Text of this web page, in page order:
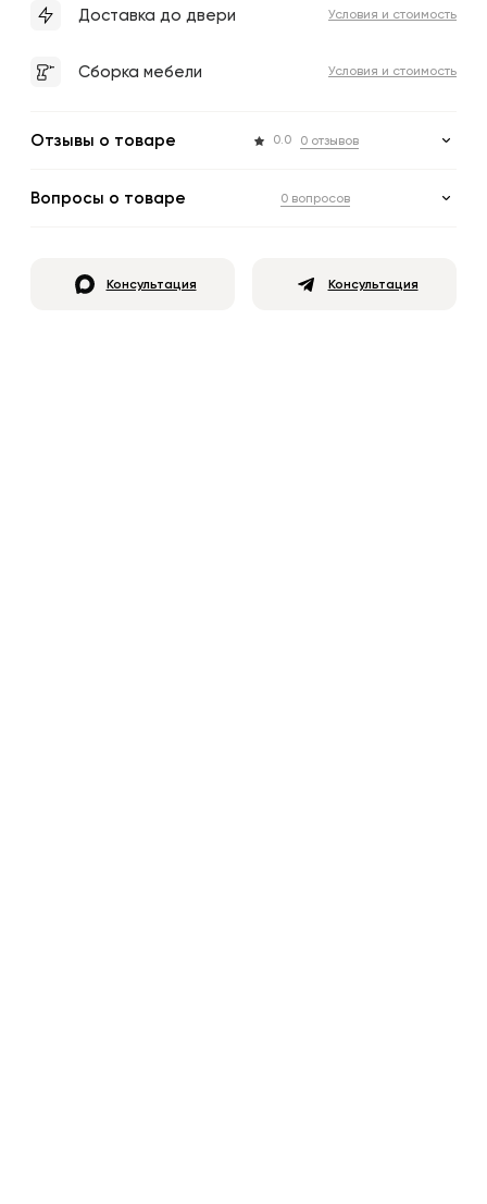
Доставка до двери Условия и стоимость
Сборка мебели Условия и стоимость
Отзывы о товаре 0.0 0 отзывов
Вопросы о товаре 0 вопросов
Консультация Консультация